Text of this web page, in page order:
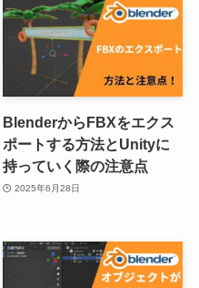
BlenderからFBXをエクス
ポートする方法とUnityに
持っていく際の注意点
2025年6月28日